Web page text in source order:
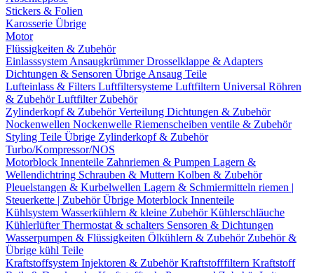
Stickers & Folien
Karosserie Übrige
Motor
Flüssigkeiten & Zubehör
Einlasssystem AnsaugkrümmerDrosselklappe & Adapters
Dichtungen & Sensoren Übrige Ansaug Teile
Lufteinlass & Filters Luftfiltersysteme Luftfiltern Universal Röhren
& ZubehörLuftfilter Zubehör
Zylinderkopf & ZubehörVerteilung Dichtungen & Zubehör
Nockenwellen Nockenwelle Riemenscheiben ventile & Zubehör
Styling Teile Übrige Zylinderkopf & Zubehör
Turbo/Kompressor/NOS
Motorblock Innenteile Zahnriemen & Pumpen Lagern &
Wellendichtring Schrauben & Muttern Kolben & Zubehör
Pleuelstangen & Kurbelwellen Lagern & Schmiermitteln riemen |
Steuerkette | ZubehörÜbrige Moterblock Innenteile
Kühlsystem Wasserkühlern & kleine ZubehörKühlerschläuche
KühlerlüfterThermostat & schalters Sensoren & Dichtungen
Wasserpumpen & Flüssigkeiten Ölkühlern & Zubehör Zubehör &
Übrige kühl Teile
Kraftstoffsystem Injektoren & ZubehörKraftstofffiltern Kraftstoff